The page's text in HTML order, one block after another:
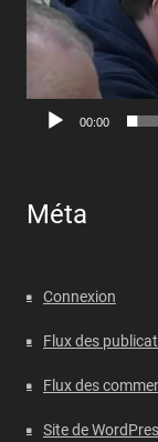
00:00
Méta
Connexion
Flux des
Flux des
Site de